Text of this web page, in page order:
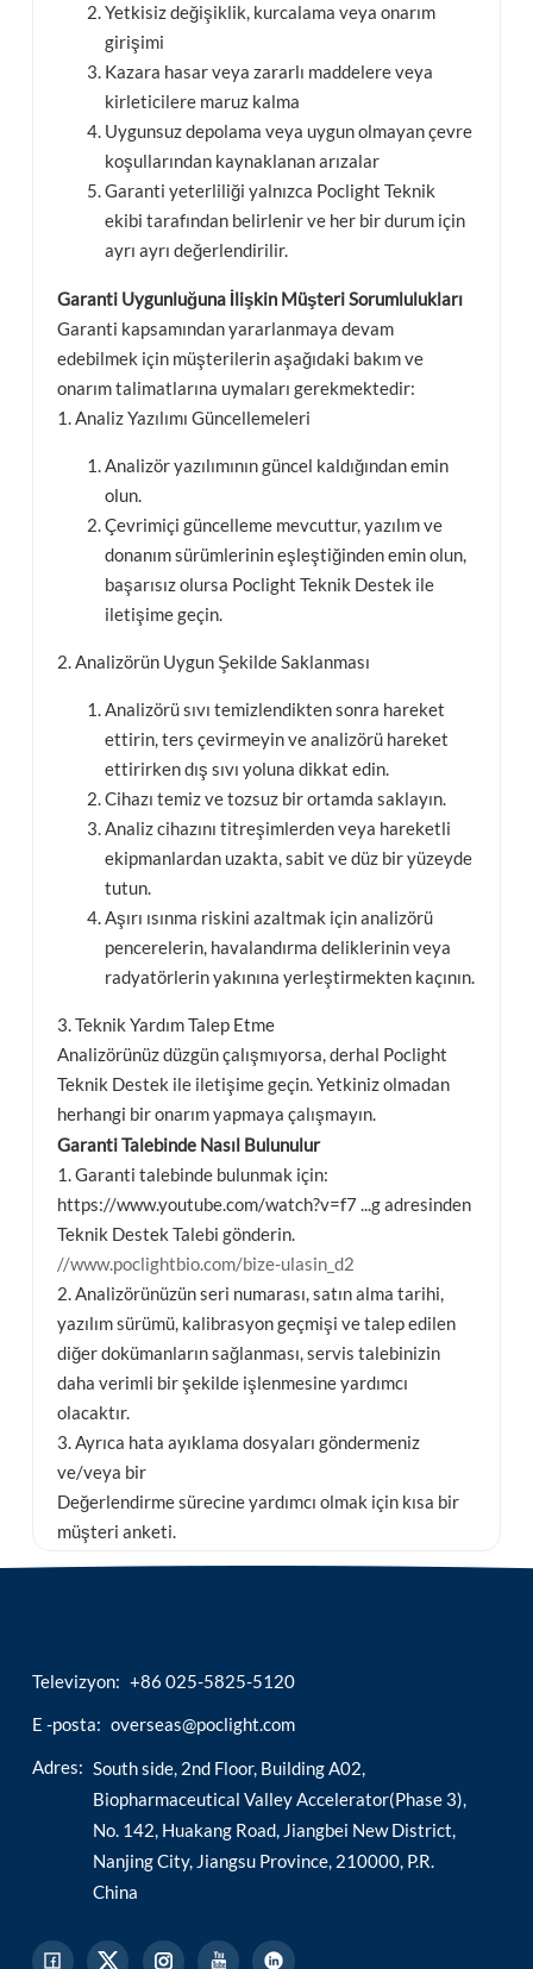
Yetkisiz değişiklik, kurcalama veya onarım
girişimi
Kazara hasar veya zararlı maddelere veya
kirleticilere maruz kalma
Uygunsuz depolama veya uygun olmayan çevre
koşullarından kaynaklanan arızalar
Garanti yeterliliği yalnızca Poclight Teknik
ekibi tarafından belirlenir ve her bir durum için
ayrı ayrı değerlendirilir.
Garanti Uygunluğuna İlişkin Müşteri Sorumlulukları
Garanti kapsamından yararlanmaya devam
edebilmek için müşterilerin aşağıdaki bakım ve
onarım talimatlarına uymaları gerekmektedir:
1. Analiz Yazılımı Güncellemeleri
Analizör yazılımının güncel kaldığından emin
olun.
Çevrimiçi güncelleme mevcuttur, yazılım ve
donanım sürümlerinin eşleştiğinden emin olun,
başarısız olursa Poclight Teknik Destek ile
iletişime geçin.
2. Analizörün Uygun Şekilde Saklanması
Analizörü sıvı temizlendikten sonra hareket
ettirin, ters çevirmeyin ve analizörü hareket
ettirirken dış sıvı yoluna dikkat edin.
Cihazı temiz ve tozsuz bir ortamda saklayın.
Analiz cihazını titreşimlerden veya hareketli
ekipmanlardan uzakta, sabit ve düz bir yüzeyde
tutun.
Aşırı ısınma riskini azaltmak için analizörü
pencerelerin, havalandırma deliklerinin veya
radyatörlerin yakınına yerleştirmekten kaçının.
3. Teknik Yardım Talep Etme
Analizörünüz düzgün çalışmıyorsa, derhal Poclight
Teknik Destek ile iletişime geçin. Yetkiniz olmadan
herhangi bir onarım yapmaya çalışmayın.
Garanti Talebinde Nasıl Bulunulur
1. Garanti talebinde bulunmak için:
https://www.youtube.com/watch?v=f7 ...g adresinden
Teknik Destek Talebi gönderin.
//www.poclightbio.com/bize-ulasin_d2
2. Analizörünüzün seri numarası, satın alma tarihi,
yazılım sürümü, kalibrasyon geçmişi ve talep edilen
diğer dokümanların sağlanması, servis talebinizin
daha verimli bir şekilde işlenmesine yardımcı
olacaktır.
3. Ayrıca hata ayıklama dosyaları göndermeniz
ve/veya bir
Değerlendirme sürecine yardımcı olmak için kısa bir
müşteri anketi.
Televizyon: +86 025-5825-5120
E -posta: overseas@poclight.com
Adres: South side, 2nd Floor, Building A02,
Biopharmaceutical Valley Accelerator(Phase 3),
No. 142, Huakang Road, Jiangbei New District,
Nanjing City, Jiangsu Province, 210000, P.R.
China